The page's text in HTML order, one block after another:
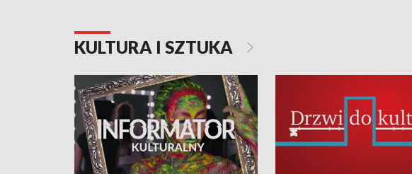
KULTURA I SZTUKA